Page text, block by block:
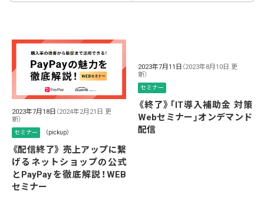
2023年7月18日 （2024年2月21日 更
新）
セミナー （pickup）
《配信終了》 売上アップに繋
げるネットショップの公式
とPayPayを徹底解説！WEB
セミナー
2023年7月11日 （2023年8月10日 更
新）
セミナー
《終了》「IT導入補助金 対策
Webセミナー」オンデマンド
配信